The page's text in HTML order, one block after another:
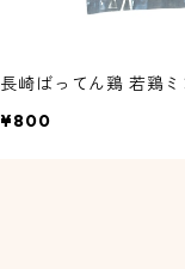
長崎ばってん鶏 若鶏
¥800